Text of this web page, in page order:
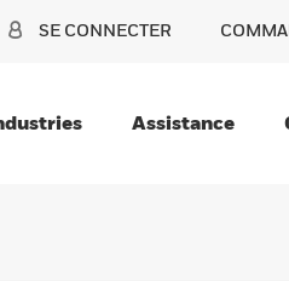
SE CONNECTER
Assistance